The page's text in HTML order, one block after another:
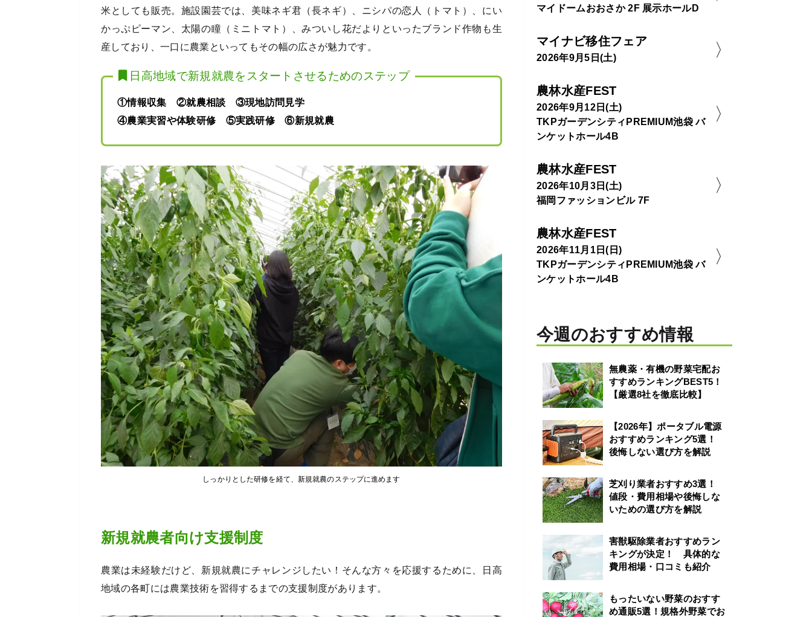
米としても販売。施設園芸では、美味ネギ君（長ネギ）、ニシパの恋人（トマト）、にい
かっぷピーマン、太陽の瞳（ミニトマト）、みついし花だよりといったブランド作物も生
産しており、一口に農業といってもその幅の広さが魅力です。
日高地域で新規就農をスタートさせるためのステップ
①情報収集 ②就農相談 ③現地訪問見学
④農業実習や体験研修 ⑤実践研修 ⑥新規就農
しっかりとした研修を経て、新規就農のステップに進めます
新規就農者向け支援制度
農業は未経験だけど、新規就農にチャレンジしたい！そんな方々を応援するために、日高
地域の各町には農業技術を習得するまでの支援制度があります。
マイドームおおさか 2F 展示ホールD
マイナビ移住フェア
2026年9月5日(土)
農林水産FEST
2026年9月12日(土)
TKPガーデンシティPREMIUM池袋 バ
ンケットホール4B
農林水産FEST
2026年10月3日(土)
福岡ファッションビル 7F
農林水産FEST
2026年11月1日(日)
TKPガーデンシティPREMIUM池袋 バ
ンケットホール4B
今週のおすすめ情報
無農薬・有機の野菜宅配お
すすめランキングBEST5！
【厳選8社を徹底比較】
【2026年】ポータブル電源
おすすめランキング5選！
後悔しない選び方を解説
芝刈り業者おすすめ3選！
値段・費用相場や後悔しな
いための選び方を解説
害獣駆除業者おすすめラン
キングが決定！ 具体的な
費用相場・口コミも紹介
もったいない野菜のおすす
め通販5選！規格外野菜でお